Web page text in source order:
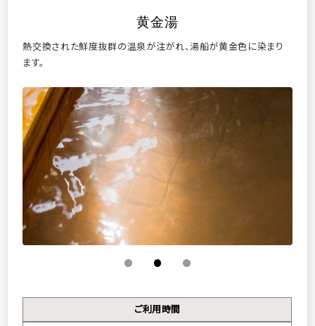
チェックイン
宿泊数
泊
1泊あたり
名
黄金湯
熱交換された鮮度抜群の温泉が注がれ、湯船が黄金色に染まり
ます。
ご利用時間